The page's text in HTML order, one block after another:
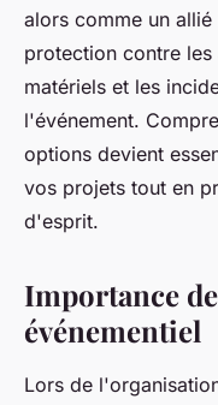
admin •7 avril 2025•3
alors comme un
protection contre
matériels et les
l'événement.
options devient
vos projets tout en
d'esprit.
Importance
événementiel
Lors de